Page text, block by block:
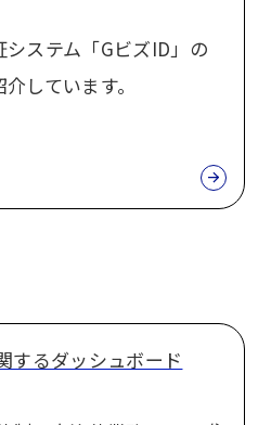
ステム「GビズID」の
しています。
するダッシュボード